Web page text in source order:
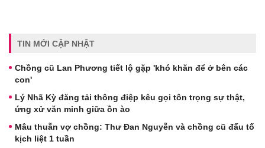
TIN MỚI CẬP NHẬT
Chồng cũ Lan Phương tiết lộ gặp 'khó khăn để ở bên các
con'
Lý Nhã Kỳ đăng tải thông điệp kêu gọi tôn trọng sự thật,
ứng xử văn minh giữa ồn ào
Mâu thuẫn vợ chồng: Thư Đan Nguyễn và chồng cũ đấu tố
kịch liệt 1 tuần